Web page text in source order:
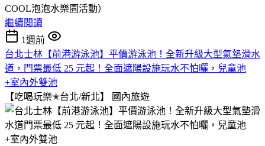
COOL泡泡水樂園活動）
繼續閱讀
1週前
台北士林【前港游泳池】平價游泳池！全新升級大型氣墊滑水
道，門票最低 25 元起！全面遮陽設施玩水不怕曬，兒童池
+室內外雙池
【吃喝玩樂✭台北/新北】
國內旅遊